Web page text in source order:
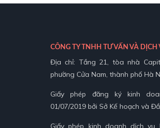
CÔNG TY TNHH TƯ VẤN VÀ
Địa chỉ: Tầng 21, tòa nhà
phường Cửa Nam, thành phố Hà
Giấy phép đăng ký kinh
01/07/2019 bởi Sở Kế hoạch và
Giấy phép kinh doanh dịch vụ